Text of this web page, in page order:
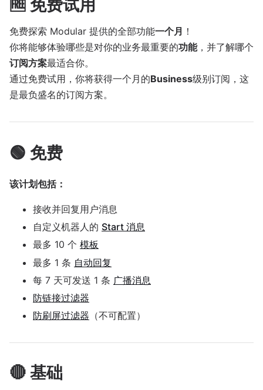
🆓 免费试用
免费探索 Modular 提供的全部功能一个月 ！
你将能够体验哪些是对你的业务最重要的功能，并了解哪个
订阅方案最适合你。
通过免费试用，你将获得一个月的Business级别订阅，这
是最负盛名的订阅方案。
🟢 免费
该计划包括：
接收并回复用户消息
自定义机器人的 Start 消息
最多 10 个 模板
最多 1 条 自动回复
每 7 天可发送 1 条 广播消息
防链接过滤器
防刷屏过滤器 （不可配置）
🔴 基础